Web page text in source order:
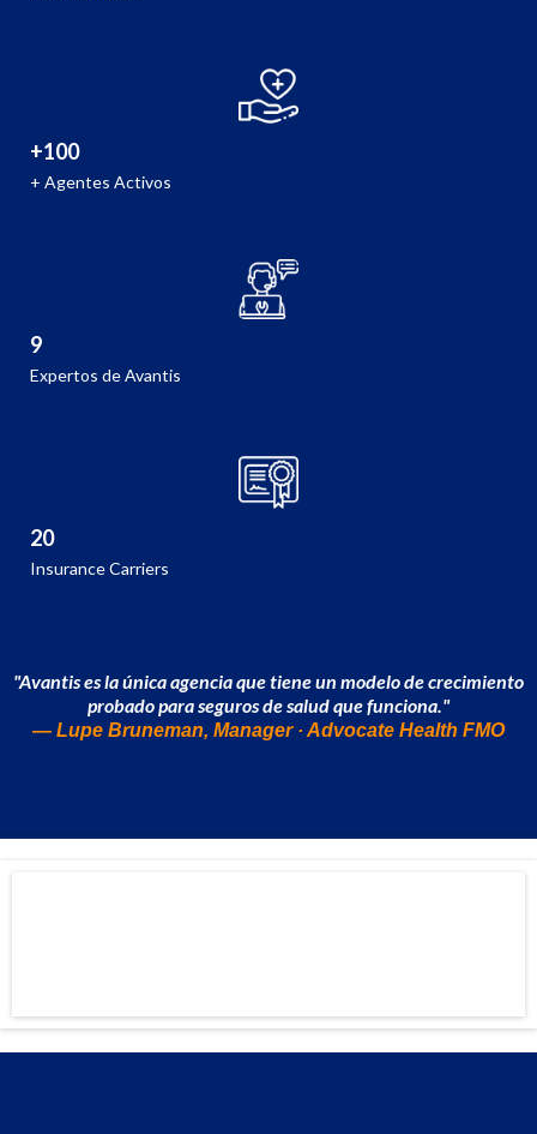
+100
+ Agentes Activos
9
Expertos de Avantis
20
Insurance Carriers
"Avantis es la única agencia que tiene un modelo de crecimiento
probado para seguros de salud que funciona."
— Lupe Bruneman, Manager · Advocate Health FMO